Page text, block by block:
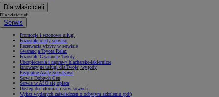
Dla właścicieli
Dla właścicieli
Serwis
Promocje i sezonowe usługi
Pozostałe oferty serwisu
Rezerwacja wizyty w serwisie
Gwarancja Toyota Relax
Pozostałe Gwarancje Toyoty
Ubezpieczenia i naprawy blacharsko-lakiernicze
Innowacyjne usługi dla Twojej wygody
Bezpłatne Akcje Serwisowe
Serwis Dobrych Cen
Serwis w ASO się opłaca
Dostęp do informacji serwisowych
Wykaz wydanych zaświadczeń o odbytym szkoleniu (pdf)